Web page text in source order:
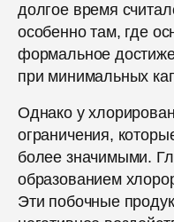
долгое время
особенно там, где
формальное
при минимальных
Однако у
ограничения,
более значимыми.
образованием
Эти побочные